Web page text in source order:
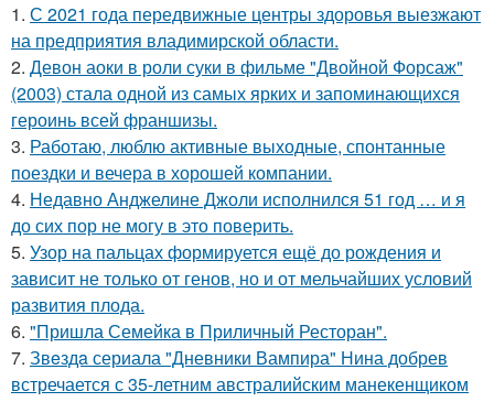
1. С 2021 года передвижные центры здоровья выезжают
на предприятия владимирской области.
2. Девон аоки в роли суки в фильме "Двойной Форсаж"
(2003) стала одной из самых ярких и запоминающихся
героинь всей франшизы.
3. Работаю, люблю активные выходные, спонтанные
поездки и вечера в хорошей компании.
4. Недавно Анджелине Джоли исполнился 51 год … и я
до сих пор не могу в это поверить.
5. Узор на пальцах формируется ещё до рождения и
зависит не только от генов, но и от мельчайших условий
развития плода.
6. "Пришла Семейка в Приличный Ресторан".
7. Звeздa сериала "Дневники Вампира" Нина добрев
встречается с 35-летним австралийским манекенщиком